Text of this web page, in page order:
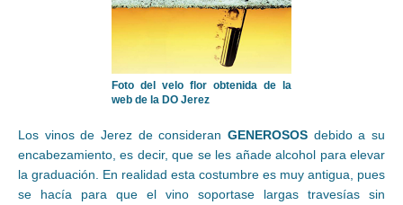
Foto del velo flor obtenida de la
web de la DO Jerez
Los vinos de Jerez de consideran GENEROSOS debido a su
encabezamiento, es decir, que se les añade alcohol para elevar
la graduación. En realidad esta costumbre es muy antigua, pues
se hacía para que el vino soportase largas travesías sin